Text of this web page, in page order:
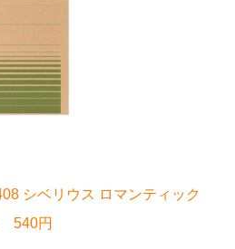
シベリウス ロマンティック
540円